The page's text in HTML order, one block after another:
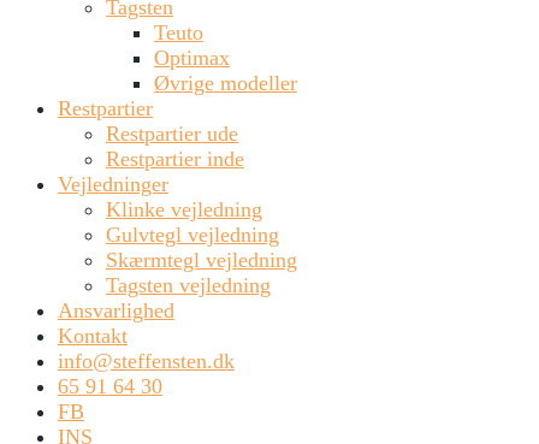
Tagsten
Teuto
Optimax
Øvrige modeller
Restpartier
Restpartier ude
Restpartier inde
Vejledninger
Klinke vejledning
Gulvtegl vejledning
Skærmtegl vejledning
Tagsten vejledning
Ansvarlighed
Kontakt
info@steffensten.dk
65 91 64 30
FB
INS